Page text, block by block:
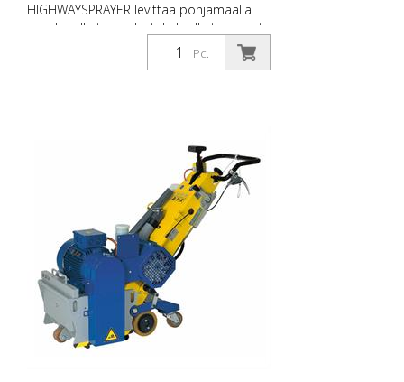
HIGHWAYSPRAYER levittää pohjamaalia
väliaikaisille tiemerkintäkalvoille tasaisesti,
tarkasti ja tarpeen mukaan ajoradalle.
Tekniset tiedot: • Kokonaispaino: 20 kg •
pohjamaalikerroksen ja luotettavan
tarttuvuuden alustan ja merkintäkalvon
välillä. Suorituskyky ja käyttövoima: • Suuri
pinta-alan kattavuus: jopa 12 km
pohjamaalin levitystä 8 tunnissa •
Joustava käyttö 12 cm:n ja 15 cm:n
levyisille merkintäkalvoille • Tarkka
pohjamaalin annostelu nopeudesta
riippuvan annostelun säätelyn ansiosta
Pc.